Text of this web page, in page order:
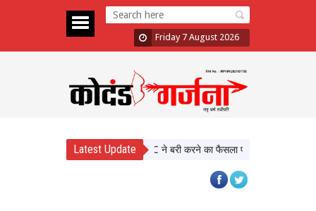
Friday 7 August 2026
Latest Update
Assault Case: Bombay HC ने बरी करने का फैसला पलटा, दोषी करार